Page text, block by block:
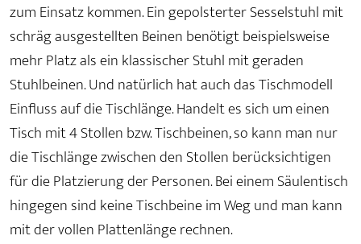
zum Einsatz kommen. Ein gepolsterter Sesselstuhl mit
schräg ausgestellten Beinen benötigt beispielsweise
mehr Platz als ein klassischer Stuhl mit geraden
Stuhlbeinen. Und natürlich hat auch das Tischmodell
Einfluss auf die Tischlänge. Handelt es sich um einen
Tisch mit 4 Stollen bzw. Tischbeinen, so kann man nur
die Tischlänge zwischen den Stollen berücksichtigen
für die Platzierung der Personen. Bei einem Säulentisch
hingegen sind keine Tischbeine im Weg und man kann
mit der vollen Plattenlänge rechnen.